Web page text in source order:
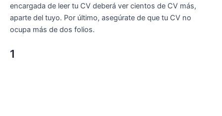
encargada de leer tu CV deberá ver cientos de CV más,
aparte del tuyo. Por último, asegúrate de que tu CV no
ocupa más de dos folios.
1